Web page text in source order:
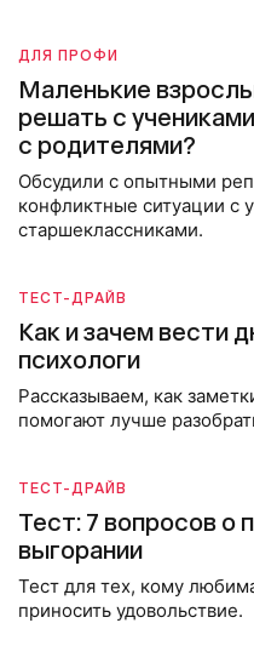
ДЛЯ ПРОФИ
Маленькие
решать с
с родителями?
Обсудили с опытными
конфликтные ситуации с
старшеклассниками.
ТЕСТ-ДРАЙВ
Как и зачем вести
психологи
Рассказываем, как
помогают лучше
ТЕСТ-ДРАЙВ
Тест: 7 вопросов
выгорании
Тест для тех, кому
приносить удовольствие.